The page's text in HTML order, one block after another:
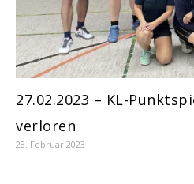
27.02.2023 – KL-
verloren
28. Februar 2023